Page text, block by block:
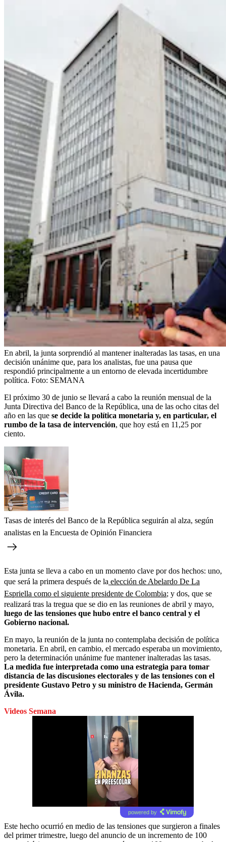
En abril, la junta sorprendió al mantener inalteradas las tasas, en una
decisión unánime que, para los analistas, fue una pausa que
respondió principalmente a un entorno de elevada incertidumbre
política. Foto: SEMANA
El próximo 30 de junio se llevará a cabo la reunión mensual de la
Junta Directiva del Banco de la República, una de las ocho citas del
año en las que se decide la política monetaria y, en particular, el
rumbo de la tasa de intervención, que hoy está en 11,25 por
ciento.
Tasas de interés del Banco de la República seguirán al alza, según
analistas en la Encuesta de Opinión Financiera
Esta junta se lleva a cabo en un momento clave por dos hechos: uno,
que será la primera después de la elección de Abelardo De La
Espriella como el siguiente presidente de Colombia; y dos, que se
realizará tras la tregua que se dio en las reuniones de abril y mayo,
luego de las tensiones que hubo entre el banco central y el
Gobierno nacional.
En mayo, la reunión de la junta no contemplaba decisión de política
monetaria. En abril, en cambio, el mercado esperaba un movimiento,
pero la determinación unánime fue mantener inalteradas las tasas.
La medida fue interpretada como una estrategia para tomar
distancia de las discusiones electorales y de las tensiones con el
presidente Gustavo Petro y su ministro de Hacienda, Germán
Ávila.
Videos Semana
powered by
Este hecho ocurrió en medio de las tensiones que surgieron a finales
del primer trimestre, luego del anuncio de un incremento de 100